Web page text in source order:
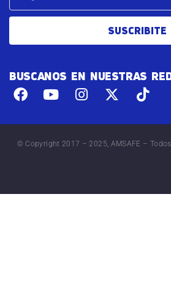
SUSCRIBITE
BUSCANOS EN NUESTRAS
© Copyright 2017 – 2025, AMSAFE –